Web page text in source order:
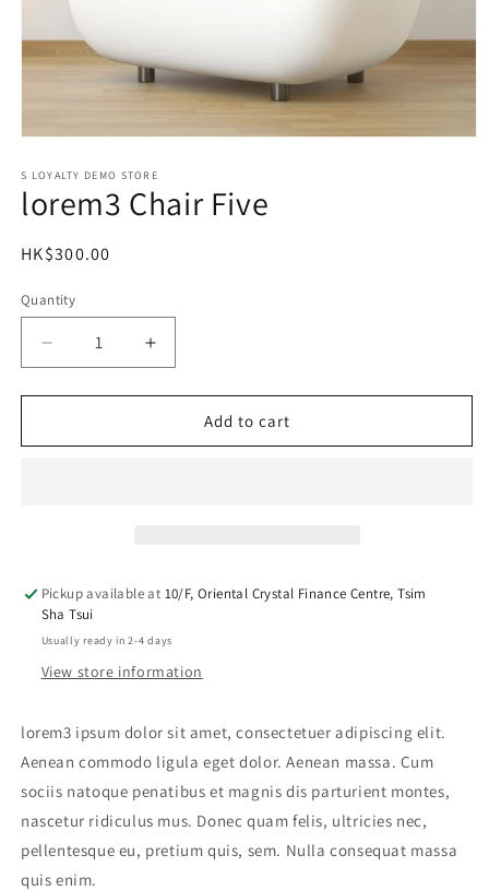
1
in
modal
S LOYALTY DEMO STORE
lorem3 Chair Five
Regular
HK$300.00
Quantity
Decrease
quantity
for
Chair
Increase
quantity
for
lorem3
Chair
Add to cart
Pickup available at 10/F, Oriental Crystal Finance Centre, Tsim
Sha Tsui
Usually ready in 2-4 days
View store information
lorem3 ipsum dolor sit amet, consectetuer adipiscing elit.
Aenean commodo ligula eget dolor. Aenean massa. Cum
sociis natoque penatibus et magnis dis parturient montes,
nascetur ridiculus mus. Donec quam felis, ultricies nec,
pellentesque eu, pretium quis, sem. Nulla consequat massa
quis enim.